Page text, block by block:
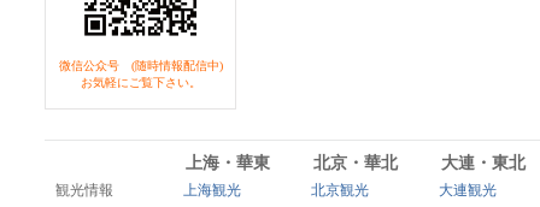
微信公众号 (随時情報配信中)
お気軽にご覧下さい。
上海・華東 北京・華北 大連・東北
観光情報 上海観光 北京観光
大連観光